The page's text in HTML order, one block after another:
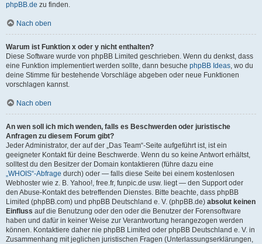
phpBB.de zu finden.
Nach oben
Warum ist Funktion x oder y nicht enthalten?
Diese Software wurde von phpBB Limited geschrieben. Wenn du denkst, dass
eine Funktion implementiert werden sollte, dann besuche phpBB Ideas, wo du
deine Stimme für bestehende Vorschläge abgeben oder neue Funktionen
vorschlagen kannst.
Nach oben
An wen soll ich mich wenden, falls es Beschwerden oder juristische
Anfragen zu diesem Forum gibt?
Jeder Administrator, der auf der „Das Team“-Seite aufgeführt ist, ist ein
geeigneter Kontakt für deine Beschwerde. Wenn du so keine Antwort erhältst,
solltest du den Besitzer der Domain kontaktieren (führe dazu eine
„WHOIS“-Abfrage durch) oder — falls diese Seite bei einem kostenlosen
Webhoster wie z. B. Yahoo!, free.fr, funpic.de usw. liegt — den Support oder
den Abuse-Kontakt des betreffenden Dienstes. Bitte beachte, dass phpBB
Limited (phpBB.com) und phpBB Deutschland e. V. (phpBB.de) absolut keinen
Einfluss auf die Benutzung oder den oder die Benutzer der Forensoftware
haben und dafür in keiner Weise zur Verantwortung herangezogen werden
können. Kontaktiere daher nie phpBB Limited oder phpBB Deutschland e. V. in
Zusammenhang mit jeglichen juristischen Fragen (Unterlassungserklärungen,